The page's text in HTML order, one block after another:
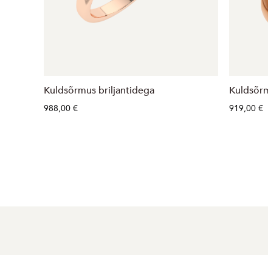
Kuldsõrmus briljantidega
988,00 € 919,00 €